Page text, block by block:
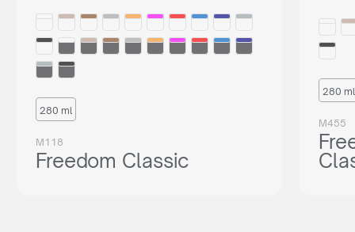
280 ml
M118
Freedom Classic
280 ml
M455